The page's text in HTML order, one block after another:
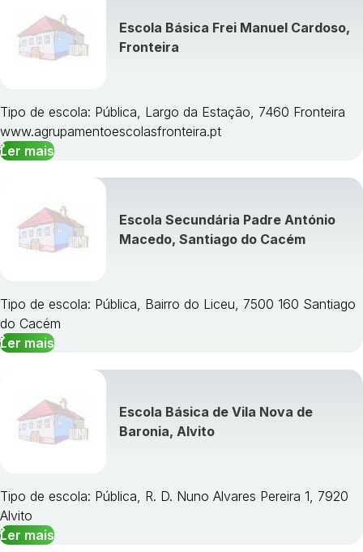
Escola Básica Frei Manuel Cardoso,
Fronteira
Tipo de escola: Pública, Largo da Estação, 7460 Fronteira
www.agrupamentoescolasfronteira.pt
Ler mais
Escola Secundária Padre António
Macedo, Santiago do Cacém
Tipo de escola: Pública, Bairro do Liceu, 7500 160 Santiago
do Cacém
Ler mais
Escola Básica de Vila Nova de
Baronia, Alvito
Tipo de escola: Pública, R. D. Nuno Alvares Pereira 1, 7920
Alvito
Ler mais